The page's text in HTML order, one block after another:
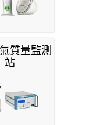
質量監測
站